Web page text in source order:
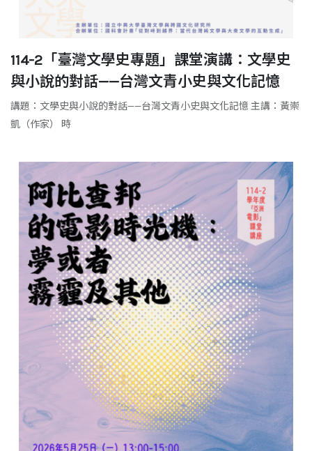
114-2「臺灣文學史專題」課堂演講：文學史
與小說的對話——台灣文青小史與文化記憶
講題：文學史與小說的對話——台灣文青小史與文化記憶 主講：黃崇
凱（作家） 時